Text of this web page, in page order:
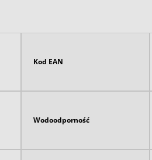
Kod EAN
Wodoodporność